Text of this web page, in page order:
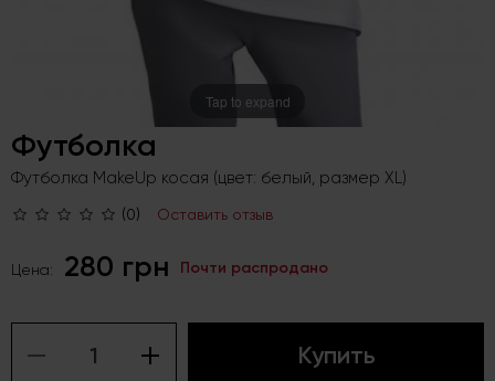
Tap to expand
Футболка
Футболка MakeUp косая (цвет: белый, размер XL)
(0) Оставить отзыв
Цена: 280 грн Почти распродано
Купить